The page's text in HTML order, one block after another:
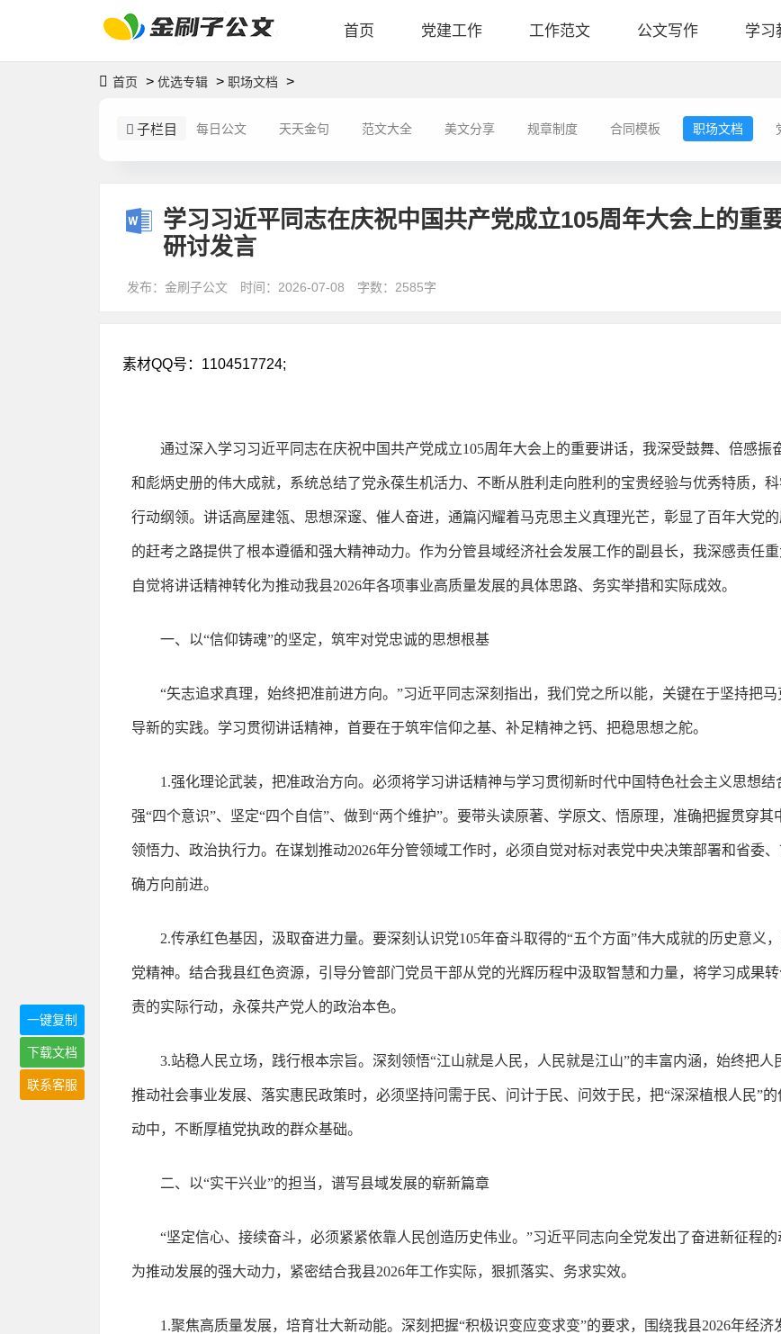
首页 党建工作 工作范文 公文写作 学习
首页 > 优选专辑 > 职场文档 >
子栏目 每日公文 天天金句 范文大全 美文分享 规章制度 合同模板 职场文档
学习习近平同志在庆祝中国共产党成立105周年大会上的重
研讨发言
发布：金刷子公文 时间：2026-07-08 字数：2585字
素材QQ号：1104517724;
通过深入学习习近平同志在庆祝中国共产党成立105周年大会上的重要讲话，我深受鼓舞、倍感振
和彪炳史册的伟大成就，系统总结了党永葆生机活力、不断从胜利走向胜利的宝贵经验与优秀特质，
行动纲领。讲话高屋建瓴、思想深邃、催人奋进，通篇闪耀着马克思主义真理光芒，彰显了百年大党
的赶考之路提供了根本遵循和强大精神动力。作为分管县域经济社会发展工作的副县长，我深感责任
自觉将讲话精神转化为推动我县2026年各项事业高质量发展的具体思路、务实举措和实际成效。
一、以“信仰铸魂”的坚定，筑牢对党忠诚的思想根基
“矢志追求真理，始终把准前进方向。”习近平同志深刻指出，我们党之所以能，关键在于坚持把
导新的实践。学习贯彻讲话精神，首要在于筑牢信仰之基、补足精神之钙、把稳思想之舵。
1.强化理论武装，把准政治方向。必须将学习讲话精神与学习贯彻新时代中国特色社会主义思想
强“四个意识”、坚定“四个自信”、做到“两个维护”。要带头读原著、学原文、悟原理，准确把握贯穿
领悟力、政治执行力。在谋划推动2026年分管领域工作时，必须自觉对标对表党中央决策部署和省委
确方向前进。
2.传承红色基因，汲取奋进力量。要深刻认识党105年奋斗取得的“五个方面”伟大成就的历史意义
党精神。结合我县红色资源，引导分管部门党员干部从党的光辉历程中汲取智慧和力量，将学习成果
责的实际行动，永葆共产党人的政治本色。
3.站稳人民立场，践行根本宗旨。深刻领悟“江山就是人民，人民就是江山”的丰富内涵，始终把人
推动社会事业发展、落实惠民政策时，必须坚持问需于民、问计于民、问效于民，把“深深植根人民”
动中，不断厚植党执政的群众基础。
二、以“实干兴业”的担当，谱写县域发展的崭新篇章
“坚定信心、接续奋斗，必须紧紧依靠人民创造历史伟业。”习近平同志向全党发出了奋进新征程
为推动发展的强大动力，紧密结合我县2026年工作实际，狠抓落实、务求实效。
1.聚焦高质量发展，培育壮大新动能。深刻把握“积极识变应变求变”的要求，围绕我县2026年经
一键复制
下载文档
联系客服